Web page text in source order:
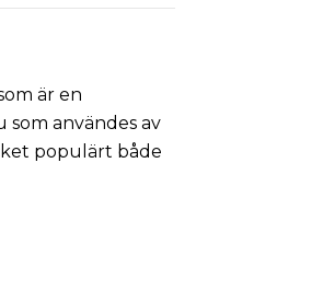
är en
som användes av
populärt både